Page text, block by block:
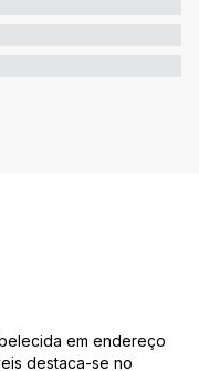
em endereço
destaca-se no